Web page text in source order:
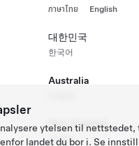
ภาษาไทย English
대한민국
한국어
Australia
New Zealand
English
ytelsen til
landet du bor i. Se